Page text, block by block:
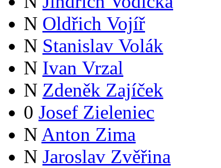
N Oldřich Vojíř
N Stanislav Volák
N Ivan Vrzal
N Zdeněk Zajíček
0 Josef Zieleniec
N Anton Zima
N Jaroslav Zvěřina